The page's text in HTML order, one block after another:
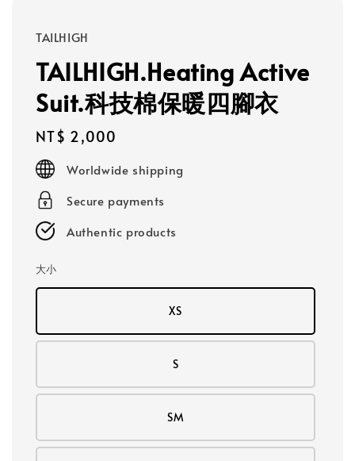
TAILHIGH
TAILHIGH.Heating Active
Suit.科技棉保暖四腳衣
Regular
price
NT$ 2,000
Worldwide shipping
Secure payments
Authentic products
大小
XS
S
SM